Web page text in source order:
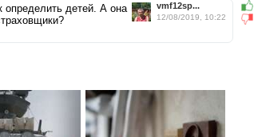
vmf12sp...
12/08/2019, 10:22
определить детей. А она